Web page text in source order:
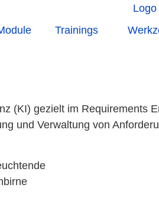
Trainings
(KI) gezielt im Requirements
und Verwaltung von